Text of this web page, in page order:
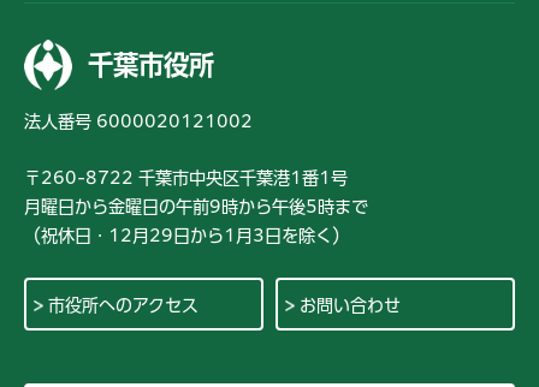
千葉市役所
法人番号 6000020121002
〒260-8722 千葉市中央区千葉港1番1号
月曜日から金曜日の午前9時から午後5時まで
（祝休日・12月29日から1月3日を除く）
市役所へのアクセス お問い合わせ